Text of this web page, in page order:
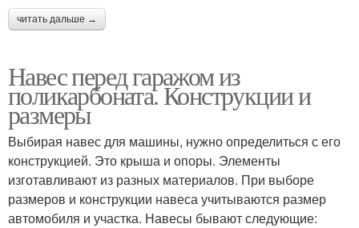
читать дальше →
Навес перед гаражом из
поликарбоната. Конструкции и
размеры
Выбирая навес для машины, нужно определиться с его
конструкцией. Это крыша и опоры. Элементы
изготавливают из разных материалов. При выборе
размеров и конструкции навеса учитываются размер
автомобиля и участка. Навесы бывают следующие: